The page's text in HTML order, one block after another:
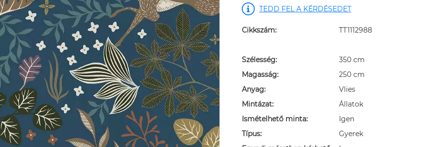
TEDD FEL A KÉRDÉSEDET
Cikkszám: TT1112988
Szélesség:
350 cm
Magasság:
250 cm
Anyag:
Vlies
Mintázat:
Állatok
Ismételhető minta:
Igen
Típus:
Gyerek